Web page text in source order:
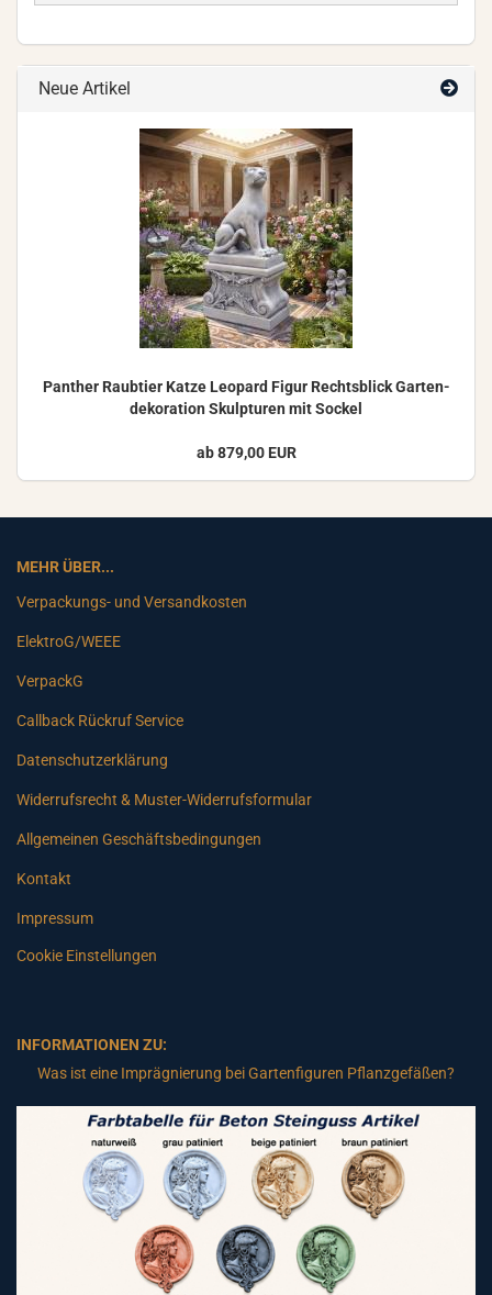
Neue Artikel
Pan­ther Raub­tier Katze Leo­pard Figur Rechts­blick Gar­ten­
de­ko­ra­ti­on Skulp­tu­ren mit So­ckel
ab 879,00 EUR
MEHR ÜBER...
Verpackungs- und Versandkosten
ElektroG/WEEE
VerpackG
Callback Rückruf Service
Datenschutzerklärung
Widerrufsrecht & Muster-Widerrufsformular
Allgemeinen Geschäftsbedingungen
Kontakt
Impressum
Cookie Einstellungen
INFORMATIONEN ZU:
Was ist eine Imprägnierung bei Gartenfiguren Pflanzgefäßen?